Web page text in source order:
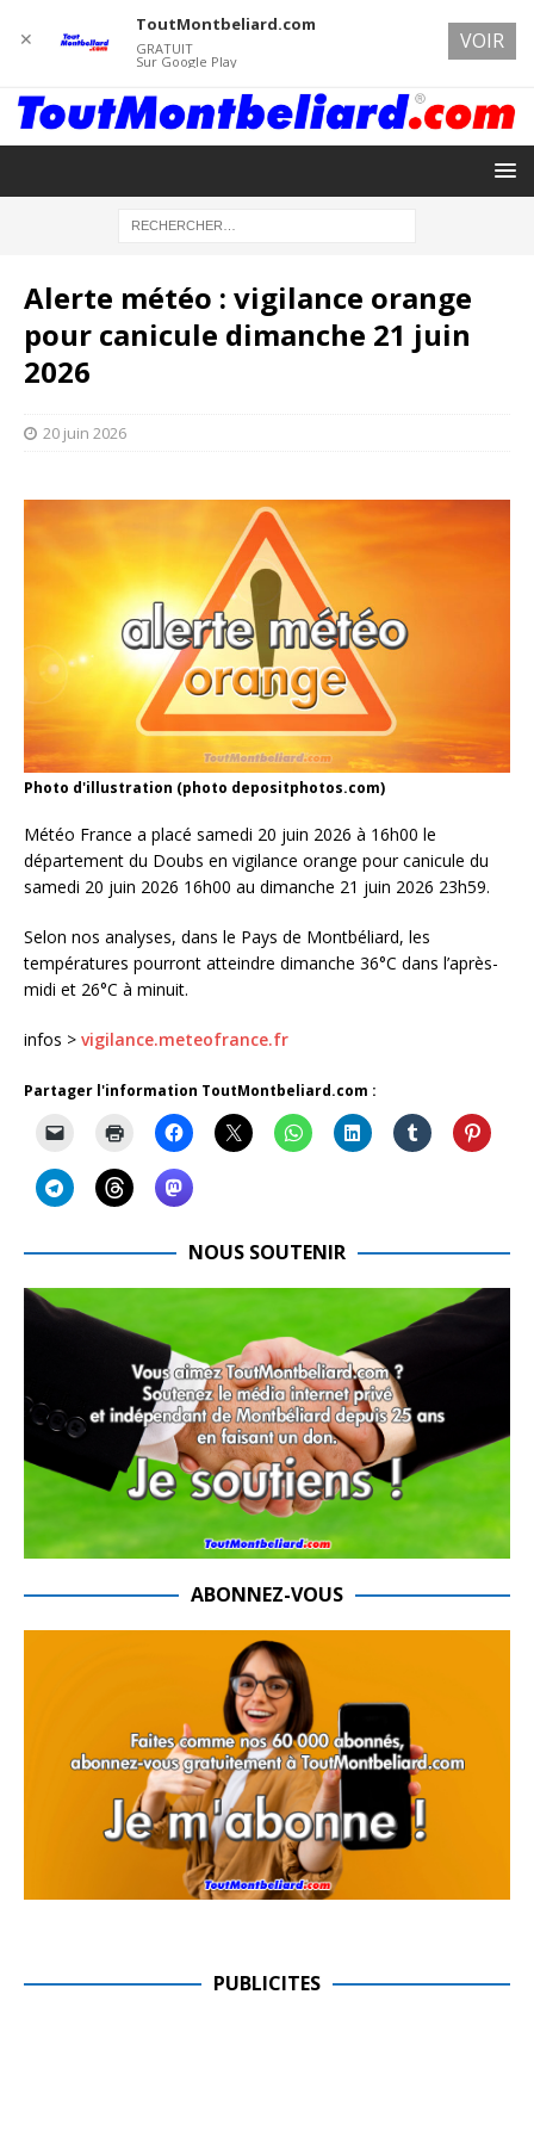
Alerte météo : vigilance orange
pour canicule dimanche 21 juin
2026
20 juin 2026
Photo d'illustration (photo depositphotos.com)
Météo France a placé samedi 20 juin 2026 à 16h00 le
département du Doubs en vigilance orange pour canicule du
samedi 20 juin 2026 16h00 au dimanche 21 juin 2026 23h59.
Selon nos analyses, dans le Pays de Montbéliard, les
températures pourront atteindre dimanche 36°C dans l’après-
midi et 26°C à minuit.
infos > vigilance.meteofrance.fr
Partager l'information ToutMontbeliard.com :
NOUS SOUTENIR
ABONNEZ-VOUS
PUBLICITES
✕
ToutMontbeliard.com
GRATUIT
Sur Google Play
VOIR